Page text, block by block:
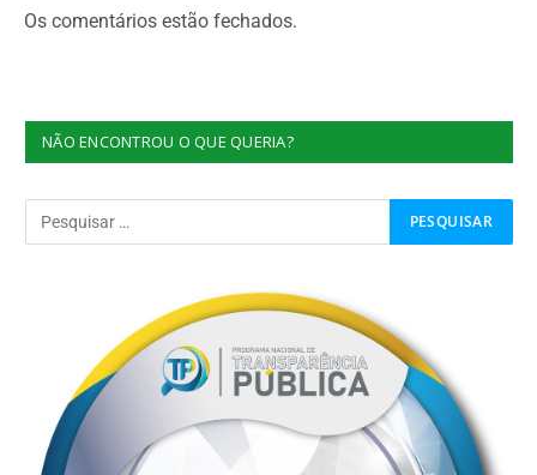
Os comentários estão fechados.
NÃO ENCONTROU O QUE QUERIA?